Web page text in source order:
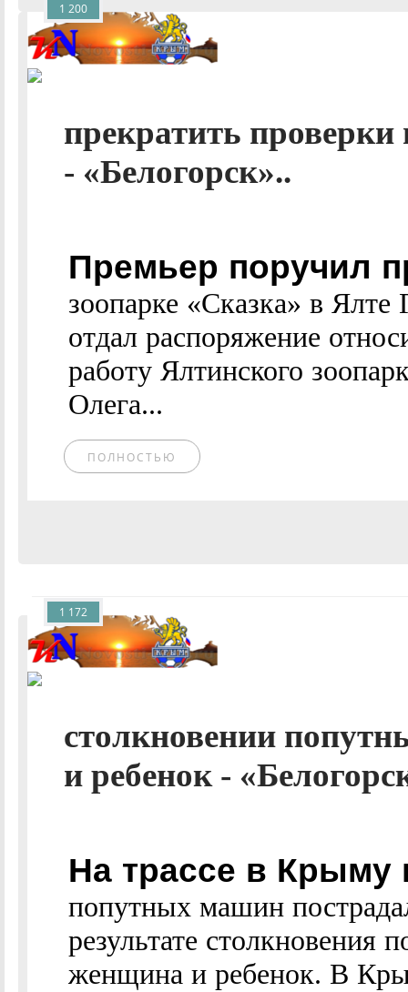
прекратить проверки
- «Белогорск»..
Премьер поручил
зоопарке «Сказка» в
отдал распоряжение
работу Ялтинского
Олега...
ПОЛНОСТЬЮ
1 200
столкновении
и ребенок -
На трассе в Крыму
попутных машин
результате столкновения
женщина и ребенок. В
1 172